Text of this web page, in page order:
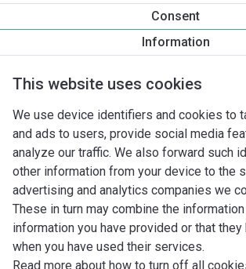
Consent
Information
This website uses cookies
We use device identifiers and cookies to
and ads to users, provide social media
analyze our traffic. We also forward such
other information from your device to the
advertising and analytics companies we
These in turn may combine the
information you have provided or that
when you have used their services.
Read more about how to turn off all
Productinformatie